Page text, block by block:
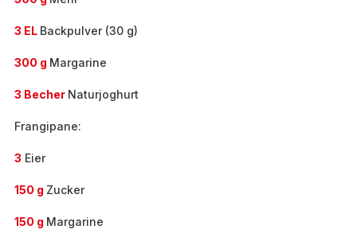
3 EL Backpulver (30 g)
300 g Margarine
3 Becher Naturjoghurt
Frangipane:
3 Eier
150 g Zucker
150 g Margarine